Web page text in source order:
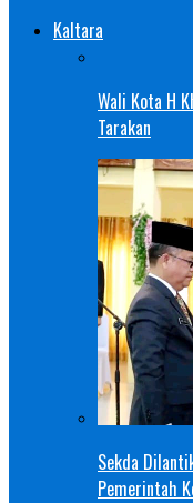
Kaltara
Wali Kota H
Tarakan
Sekda
Pemerintah